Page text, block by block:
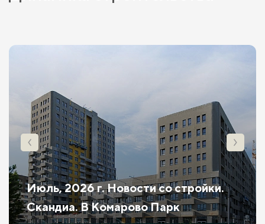
Июль, 2026 г. Новости со стройки.
Скандиа. В Комарово Парк